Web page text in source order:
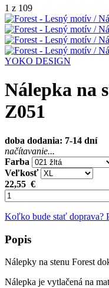
1 z 109
YOKO DESIGN
Nálepka na
Z051
doba dodania: 7-14 dní
načítavanie...
Farba
Veľkosť
22,55 €
Koľko bude stať doprava?
Popis
Nálepky na stenu Forest
Nálepka je vytlačená na